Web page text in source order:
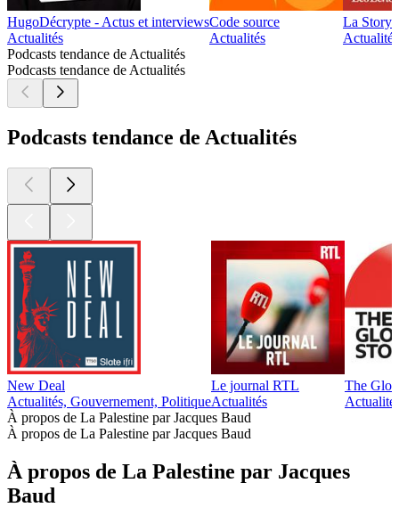
HugoDécrypte - Actus et interviews
Actualités
Code source
Actualités
La Story
Actualité
Podcasts tendance de Actualités
Podcasts tendance de Actualités
Podcasts tendance de Actualités
New Deal
Actualités, Gouvernement, Politique
Le journal RTL
Actualités
The
À propos de La Palestine par Jacques Baud
À propos de La Palestine par Jacques Baud
À propos de La Palestine par Jacques
Baud